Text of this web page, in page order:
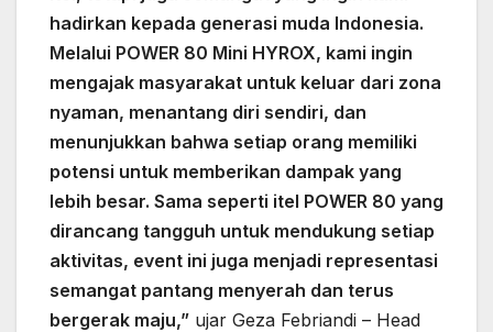
hadirkan kepada generasi muda Indonesia.
Melalui POWER 80 Mini HYROX, kami ingin
mengajak masyarakat untuk keluar dari zona
nyaman, menantang diri sendiri, dan
menunjukkan bahwa setiap orang memiliki
potensi untuk memberikan dampak yang
lebih besar. Sama seperti itel POWER 80 yang
dirancang tangguh untuk mendukung setiap
aktivitas, event ini juga menjadi representasi
semangat pantang menyerah dan terus
bergerak maju,” ujar Geza Febriandi – Head